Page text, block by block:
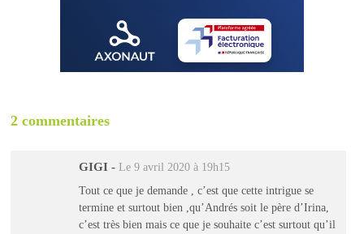
2 commentaires
GIGI - Le 9 avril 2020 à 19h15
Tout ce que je demande , c’est que cette intrigue se
termine et surtout bien ,qu’Andrés soit le père d’Irina,
c’est très bien mais ce que je souhaite c’est surtout qu’il